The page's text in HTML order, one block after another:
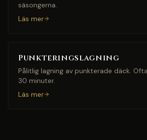
säsongerna.
Läs mer
Punkteringslagning
Pålitlig lagning av punkterade däck.
30 minuter.
Läs mer